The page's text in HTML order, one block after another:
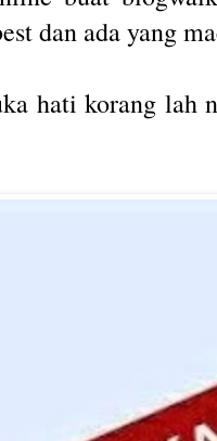
dan ada yang
hati korang lah